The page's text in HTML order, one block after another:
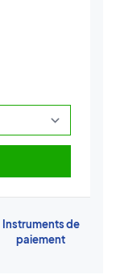
Instruments de
paiement